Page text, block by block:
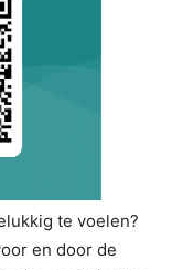
te voelen?
en door de